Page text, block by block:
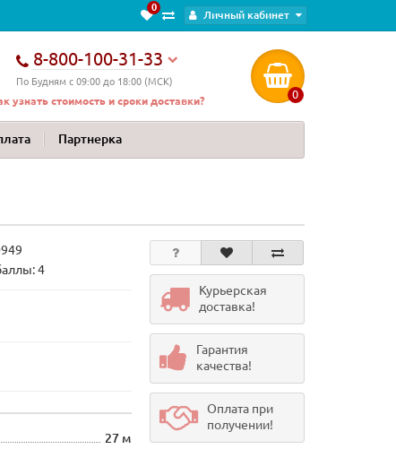
0
Личный кабинет
8-800-100-31-33
По Будням с 09:00 до 18:00 (МСК)
узнать стоимость и сроки доставки?
0
Партнерка
4
27 м
Курьерская
доставка!
Гарантия
качества!
Оплата при
получении!